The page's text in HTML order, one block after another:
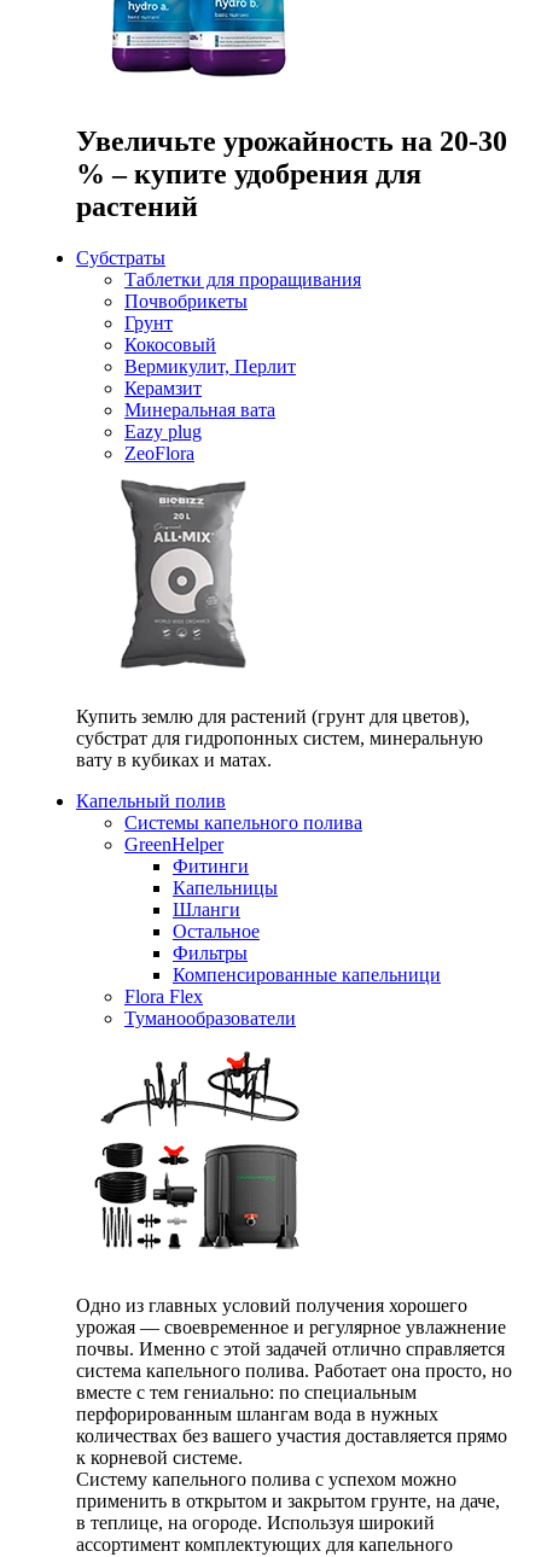
Увеличьте урожайность на 20-30
% – купите удобрения для
растений
Субстраты
Таблетки для проращивания
Почвобрикеты
Грунт
Кокосовый
Вермикулит, Перлит
Керамзит
Минеральная вата
Eazy plug
ZeoFlora
Купить землю для растений (грунт для цветов),
субстрат для гидропонных систем, минеральную
вату в кубиках и матах.
Капельный полив
Системы капельного полива
GreenHelper
Фитинги
Капельницы
Шланги
Остальное
Фильтры
Компенсированные капельници
Flora Flex
Туманообразователи
Одно из главных условий получения хорошего
урожая — своевременное и регулярное увлажнение
почвы. Именно с этой задачей отлично справляется
система капельного полива. Работает она просто, но
вместе с тем гениально: по специальным
перфорированным шлангам вода в нужных
количествах без вашего участия доставляется прямо
к корневой системе.
Систему капельного полива с успехом можно
применить в открытом и закрытом грунте, на даче,
в теплице, на огороде. Используя широкий
ассортимент комплектующих для капельного